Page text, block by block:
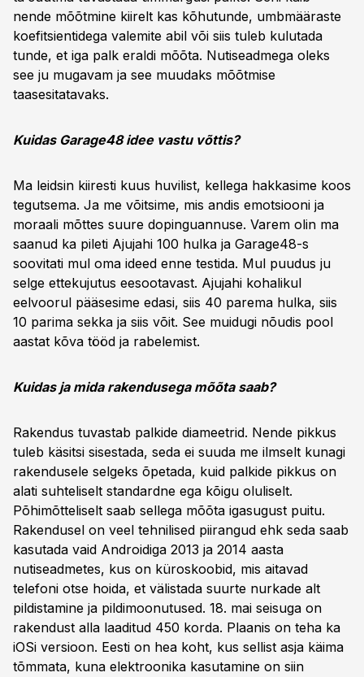
nende mõõtmine kiirelt kas kõhutunde, umbmääraste
koefitsientidega valemite abil või siis tuleb kulutada
tunde, et iga palk eraldi mõõta. Nutiseadmega oleks
see ju mugavam ja see muudaks mõõtmise
taasesitatavaks.
Kuidas Garage48 idee vastu võttis?
Ma leidsin kiiresti kuus huvilist, kellega hakkasime koos
tegutsema. Ja me võitsime, mis andis emotsiooni ja
moraali mõttes suure dopinguannuse. Varem olin ma
saanud ka pileti Ajujahi 100 hulka ja Garage48-s
soovitati mul oma ideed enne testida. Mul puudus ju
selge ettekujutus eesootavast. Ajujahi kohalikul
eelvoorul pääsesime edasi, siis 40 parema hulka, siis
10 parima sekka ja siis võit. See muidugi nõudis pool
aastat kõva tööd ja rabelemist.
Kuidas ja mida rakendusega mõõta saab?
Rakendus tuvastab palkide diameetrid. Nende pikkus
tuleb käsitsi sisestada, seda ei suuda me ilmselt kunagi
rakendusele selgeks õpetada, kuid palkide pikkus on
alati suhteliselt standardne ega kõigu oluliselt.
Põhimõtteliselt saab sellega mõõta igasugust puitu.
Rakendusel on veel tehnilised piirangud ehk seda saab
kasutada vaid Androidiga 2013 ja 2014 aasta
nutiseadmetes, kus on küroskoobid, mis aitavad
telefoni otse hoida, et välistada suurte nurkade alt
pildistamine ja pildimoonutused. 18. mai seisuga on
rakendust alla laaditud 450 korda. Plaanis on teha ka
iOSi versioon. Eesti on hea koht, kus sellist asja käima
tõmmata, kuna elektroonika kasutamine on siin